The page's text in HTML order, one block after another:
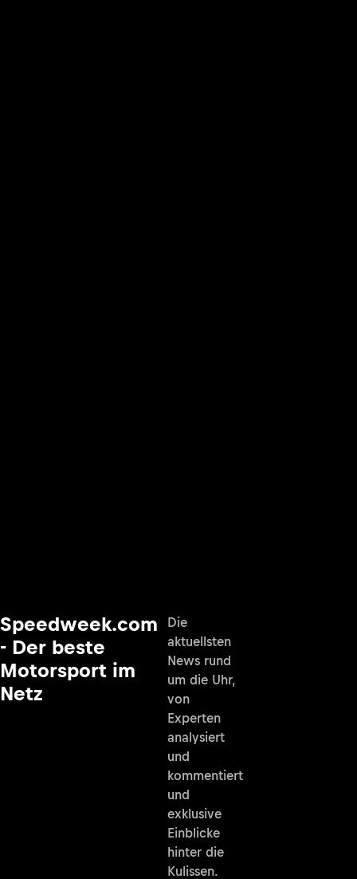
Speedweek.com
- Der beste
Motorsport im
Netz
Die
aktuellsten
News rund
um die Uhr,
von
Experten
analysiert
und
kommentiert
und
exklusive
Einblicke
hinter die
Kulissen.